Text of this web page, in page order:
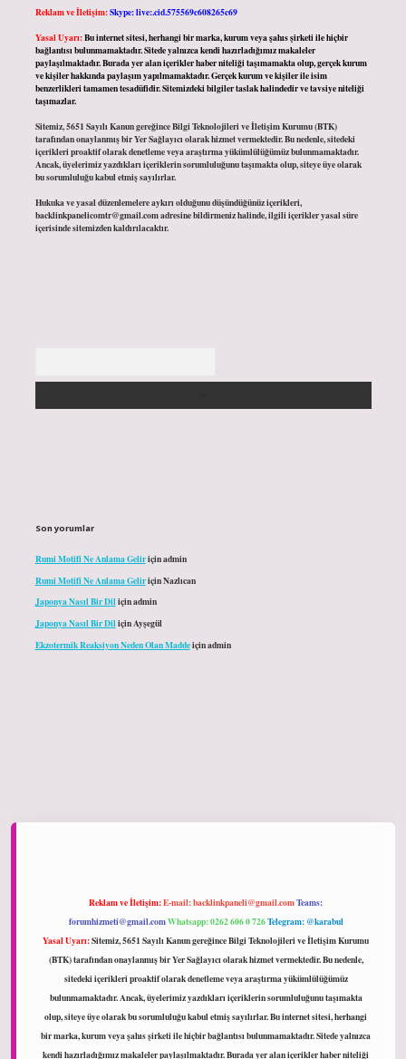
Reklam ve İletişim:Skype: live:.cid.575569c608265c69
Yasal Uyarı:Bu internet sitesi, herhangi bir marka, kurum veya şahıs şirketi ile hiçbir
bağlantısı bulunmamaktadır. Sitede yalnızca kendi hazırladığımız makaleler
paylaşılmaktadır. Burada yer alan içerikler haber niteliği taşımamakta olup, gerçek kurum
ve kişiler hakkında paylaşım yapılmamaktadır. Gerçek kurum ve kişiler ile isim
benzerlikleri tamamen tesadüfidir. Sitemizdeki bilgiler taslak halindedir ve tavsiye niteliği
taşımazlar.
Sitemiz, 5651 Sayılı Kanun gereğince Bilgi Teknolojileri ve İletişim Kurumu (BTK)
tarafından onaylanmış bir Yer Sağlayıcı olarak hizmet vermektedir. Bu nedenle, sitedeki
içerikleri proaktif olarak denetleme veya araştırma yükümlülüğümüz bulunmamaktadır.
Ancak, üyelerimiz yazdıkları içeriklerin sorumluluğunu taşımakta olup, siteye üye olarak
bu sorumluluğu kabul etmiş sayılırlar.
Hukuka ve yasal düzenlemelere aykırı olduğunu düşündüğünüz içerikleri,
backlinkpanelicomtr@gmail.comadresine bildirmeniz halinde, ilgili içerikler yasal süre
içerisinde sitemizden kaldırılacaktır.
Son yorumlar
Rumi Motifi Ne Anlama Geliriçinadmin
Rumi Motifi Ne Anlama GeliriçinNazlıcan
Japonya Nasıl Bir Diliçinadmin
Japonya Nasıl Bir DiliçinAyşegül
Ekzotermik Reaksiyon Neden Olan Maddeiçinadmin
Reklam ve İletişim:E-mail:backlinkpaneli@gmail.comTeams:
forumhizmeti@gmail.comWhatsapp: 0262 606 0 726Telegram: @karabul
Yasal Uyarı:Sitemiz, 5651 Sayılı Kanun gereğince Bilgi Teknolojileri ve İletişim Kurumu
(BTK) tarafından onaylanmış bir Yer Sağlayıcı olarak hizmet vermektedir. Bu nedenle,
sitedeki içerikleri proaktif olarak denetleme veya araştırma yükümlülüğümüz
bulunmamaktadır. Ancak, üyelerimiz yazdıkları içeriklerin sorumluluğunu taşımakta
olup, siteye üye olarak bu sorumluluğu kabul etmiş sayılırlar. Bu internet sitesi, herhangi
bir marka, kurum veya şahıs şirketi ile hiçbir bağlantısı bulunmamaktadır. Sitede yalnızca
kendi hazırladığımız makaleler paylaşılmaktadır. Burada yer alan içerikler haber niteliği